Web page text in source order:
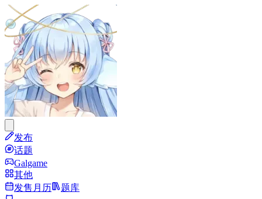
发布
话题
Galgame
其他
发售月历
题库